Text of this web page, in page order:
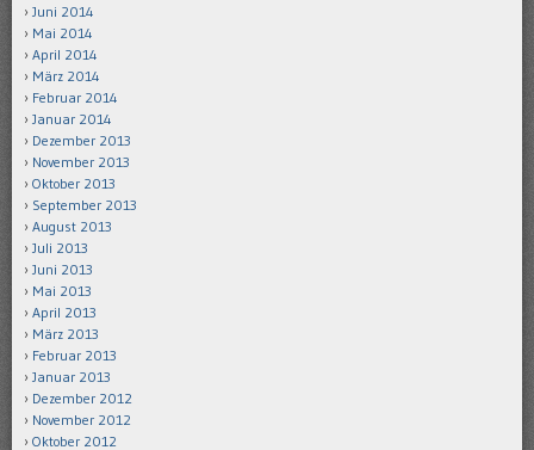
Juni 2014
Mai 2014
April 2014
März 2014
Februar 2014
Januar 2014
Dezember 2013
November 2013
Oktober 2013
September 2013
August 2013
Juli 2013
Juni 2013
Mai 2013
April 2013
März 2013
Februar 2013
Januar 2013
Dezember 2012
November 2012
Oktober 2012